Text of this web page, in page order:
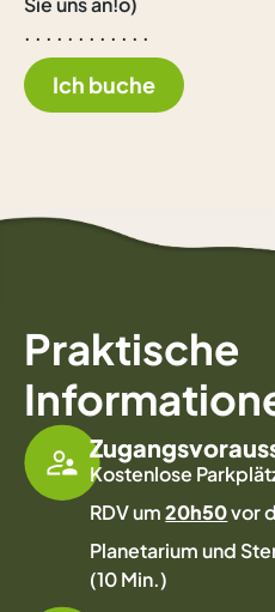
. . . . . . . . . . . .
Ich buche
Praktische
Kostenlose
RDV um20h50vor
Planetarium und
(10 Min.)